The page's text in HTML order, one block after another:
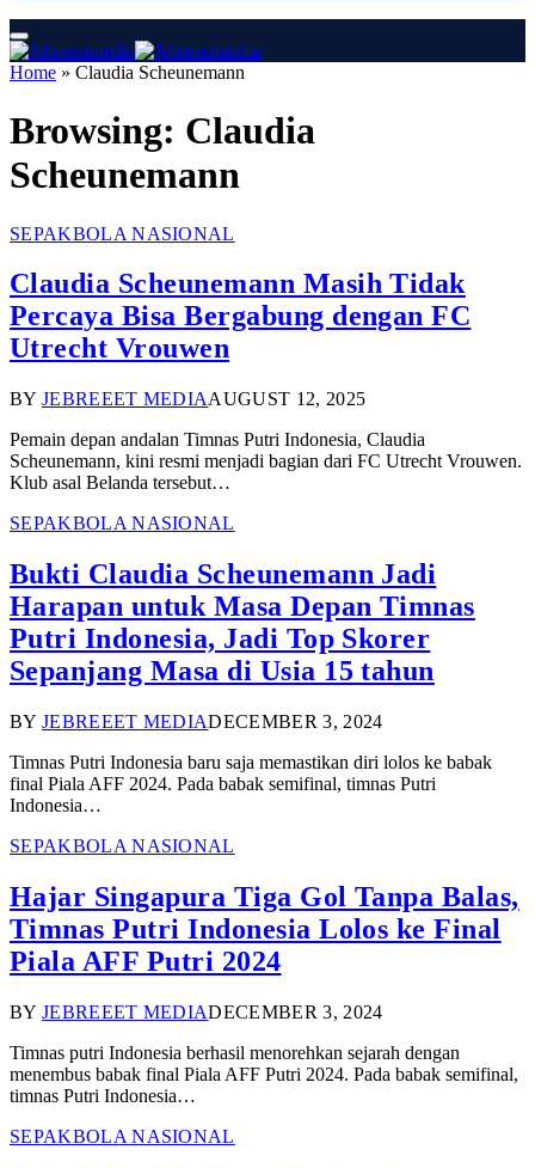
Home » Claudia Scheunemann
Browsing: Claudia
Scheunemann
SEPAKBOLA NASIONAL
Claudia Scheunemann Masih Tidak
Percaya Bisa Bergabung dengan FC
Utrecht Vrouwen
BY JEBREEET MEDIAAUGUST 12, 2025
Pemain depan andalan Timnas Putri Indonesia, Claudia
Scheunemann, kini resmi menjadi bagian dari FC Utrecht Vrouwen.
Klub asal Belanda tersebut…
SEPAKBOLA NASIONAL
Bukti Claudia Scheunemann Jadi
Harapan untuk Masa Depan Timnas
Putri Indonesia, Jadi Top Skorer
Sepanjang Masa di Usia 15 tahun
BY JEBREEET MEDIADECEMBER 3, 2024
Timnas Putri Indonesia baru saja memastikan diri lolos ke babak
final Piala AFF 2024. Pada babak semifinal, timnas Putri
Indonesia…
SEPAKBOLA NASIONAL
Hajar Singapura Tiga Gol Tanpa Balas,
Timnas Putri Indonesia Lolos ke Final
Piala AFF Putri 2024
BY JEBREEET MEDIADECEMBER 3, 2024
Timnas putri Indonesia berhasil menorehkan sejarah dengan
menembus babak final Piala AFF Putri 2024. Pada babak semifinal,
timnas Putri Indonesia…
SEPAKBOLA NASIONAL